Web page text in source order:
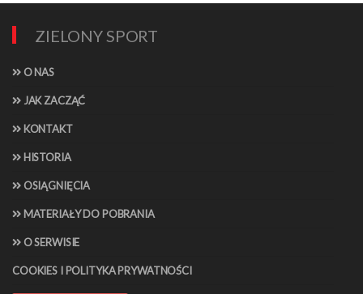
ZIELONY SPORT
O NAS
JAK ZACZĄĆ
KONTAKT
HISTORIA
OSIĄGNIĘCIA
MATERIAŁY DO POBRANIA
O SERWISIE
COOKIES I POLITYKA PRYWATNOŚCI